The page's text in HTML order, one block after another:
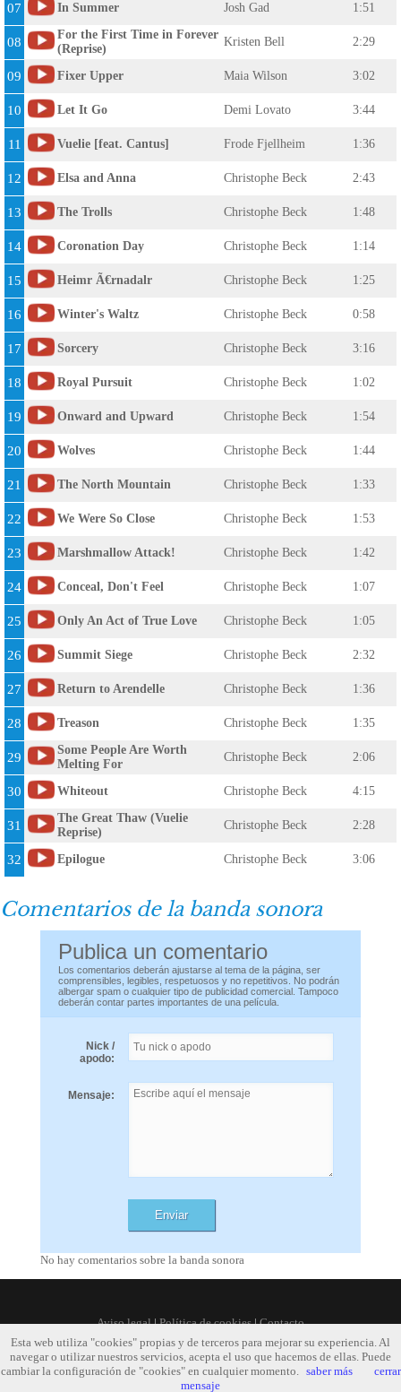
07 In Summer Josh Gad 1:51
08
For the First Time in Forever
(Reprise)
Kristen Bell 2:29
09 Fixer Upper Maia Wilson 3:02
10 Let It Go Demi Lovato 3:44
11 Vuelie [feat. Cantus] Frode Fjellheim 1:36
12 Elsa and Anna Christophe Beck 2:43
13 The Trolls Christophe Beck 1:48
14 Coronation Day Christophe Beck 1:14
15 Heimr Ã€rnadalr Christophe Beck 1:25
16 Winter's Waltz Christophe Beck 0:58
17 Sorcery Christophe Beck 3:16
18 Royal Pursuit Christophe Beck 1:02
19 Onward and Upward Christophe Beck 1:54
20 Wolves Christophe Beck 1:44
21 The North Mountain Christophe Beck 1:33
22 We Were So Close Christophe Beck 1:53
23 Marshmallow Attack! Christophe Beck 1:42
24 Conceal, Don't Feel Christophe Beck 1:07
25 Only An Act of True Love Christophe Beck 1:05
26 Summit Siege Christophe Beck 2:32
27 Return to Arendelle Christophe Beck 1:36
28 Treason Christophe Beck 1:35
29
Some People Are Worth
Melting For
Christophe Beck 2:06
30 Whiteout Christophe Beck 4:15
31
The Great Thaw (Vuelie
Reprise)
Christophe Beck 2:28
32 Epilogue Christophe Beck 3:06
Comentarios de la banda sonora
Publica un comentario
Los comentarios deberán ajustarse al tema de la página, ser
comprensibles, legibles, respetuosos y no repetitivos. No podrán
albergar spam o cualquier tipo de publicidad comercial. Tampoco
deberán contar partes importantes de una película.
Nick /
apodo:
Mensaje:
No hay comentarios sobre la banda sonora
Aviso legal|Política de cookies|Contacto
Esta web utiliza "cookies" propias y de terceros para mejorar su experiencia. Al
navegar o utilizar nuestros servicios, acepta el uso que hacemos de ellas. Puede
cambiar la configuración de "cookies" en cualquier momento. saber más
cerrar
mensaje